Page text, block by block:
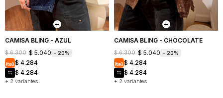
CAMISA BLING - AZUL
+ 2 variantes
$ 6.300 $ 5.040 20
$ 4.284
$ 4.284
CAMISA BLING - CHOCOLATE
+ 2 variantes
$ 6.300 $ 5.040 20
$ 4.284
$ 4.284
Buzos
y
sacos
Camperas
Shorts
y
Mochilas
y
Carteras
Bufandas